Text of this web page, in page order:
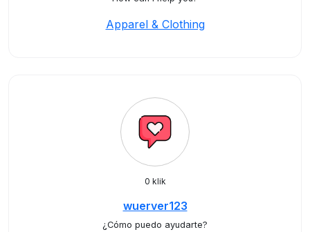
Apparel & Clothing
0 klik
wuerver123
¿Cómo puedo ayudarte?